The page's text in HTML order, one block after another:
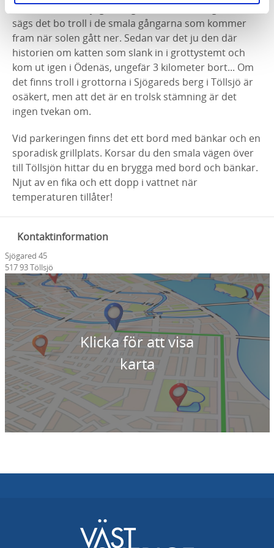
Historierna om Sjögaredsgrottorna är många. Här
sägs det bo troll i de smala gångarna som kommer
fram när solen gått ner. Sedan var det ju den där
historien om katten som slank in i grottystemt och
kom ut igen i Ödenäs, ungefär 3 kilometer bort... Om
det finns troll i grottorna i Sjögareds berg i Töllsjö är
osäkert, men att det är en trolsk stämning är det
ingen tvekan om.
Vid parkeringen finns det ett bord med bänkar och en
sporadisk grillplats. Korsar du den smala vägen över
till Töllsjön hittar du en brygga med bord och bänkar.
Njut av en fika och ett dopp i vattnet när
temperaturen tillåter!
Kontaktinformation
Sjögared 45
517 93 Töllsjö
Klicka för att visa
karta